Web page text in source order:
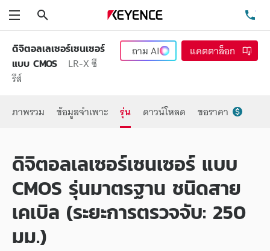
ดิจิตอลเลเซอร์เซนเซอร์
แบบ CMOS
LR-X ซี
รีส์
ถามAI แคตตาล็อก
ภาพรวม ข้อมูลจำเพาะ รุ่น ดาวน์โหลด ขอราคา
ดิจิตอลเลเซอร์เซนเซอร์ แบบ
CMOS รุ่นมาตรฐาน ชนิดสาย
เคเบิล (ระยะการตรวจจับ: 250
มม.)